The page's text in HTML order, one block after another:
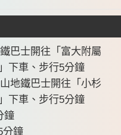
巴士開往「富大附屬
下車、步行5分鐘
地鐵巴士開往「小杉
下車、步行5分鐘
鐘
分鐘